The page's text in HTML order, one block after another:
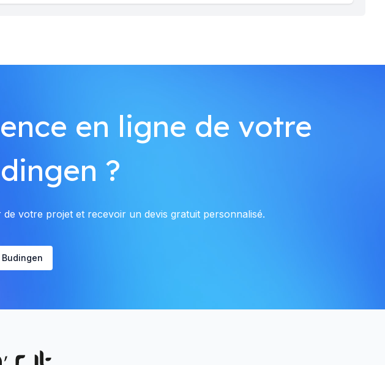
en ligne de votre
?
votre projet et recevoir un devis gratuit personnalisé.